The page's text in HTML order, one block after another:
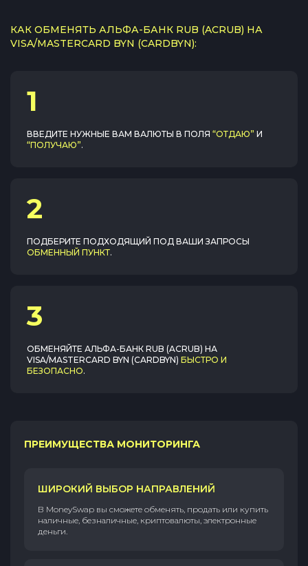
КАК ОБМЕНЯТЬ АЛЬФА-БАНК RUB (ACRUB) НА
VISA/MASTERCARD BYN (CARDBYN):
1
ВВЕДИТЕ НУЖНЫЕ ВАМ ВАЛЮТЫ В ПОЛЯ “ОТДАЮ” И
“ПОЛУЧАЮ”.
2
ПОДБЕРИТЕ ПОДХОДЯЩИЙ ПОД ВАШИ ЗАПРОСЫ
ОБМЕННЫЙ ПУНКТ.
3
ОБМЕНЯЙТЕ АЛЬФА-БАНК RUB (ACRUB) НА
VISA/MASTERCARD BYN (CARDBYN) БЫСТРО И
БЕЗОПАСНО.
ПРЕИМУЩЕСТВА МОНИТОРИНГА
ШИРОКИЙ ВЫБОР НАПРАВЛЕНИЙ
В MoneySwap вы сможете обменять, продать или купить
наличные, безналичные, криптовалюты, электронные
деньги.